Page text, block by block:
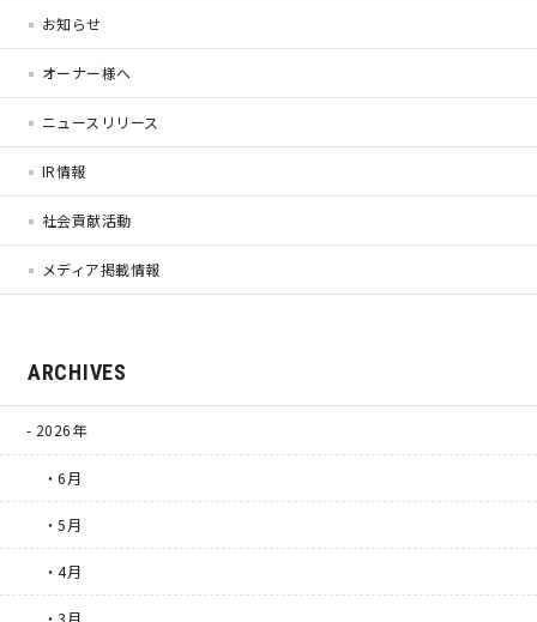
OWNER’S SITE オーナーズサイト
nattokuグループコーポレートサイト
nattoku住宅 10のこだわり
身体に優しい自然素材の家
耐震等級3 & 許容応力度計算 全棟標準
徹底したコストダウンの追求
お知らせ
オーナー様へ
ニュースリリース
IR情報
社会貢献活動
メディア掲載情報
ARCHIVES
2026年
・6月
・5月
・4月
・3月